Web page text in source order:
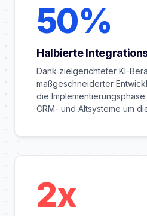
50%
Halbierte
Dank zielgerichteter KI-
maßgeschneiderter
die
CRM- und Altsysteme um
2x